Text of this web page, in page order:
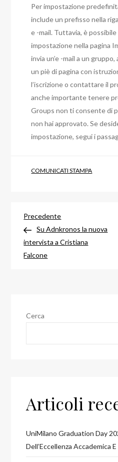
Per impostazione
include un prefisso nella
e -mail. Tuttavia, è
impostazione nella pagina
invia un’e -mail a un
un piè di pagina con
l’iscrizione o contattare il
anche importante tenere
Groups non ti consente di
non hai approvato. Se
impostazione, segui i
COMUNICATI STAMPA
Navigazione
articoli
Articolo
precedente
Precedente
Su Adnkronos la nuova
intervista a Cristiana
Falcone
Cerca
Articoli
UniMilano Graduation Day
Dell’Eccellenza Accademica